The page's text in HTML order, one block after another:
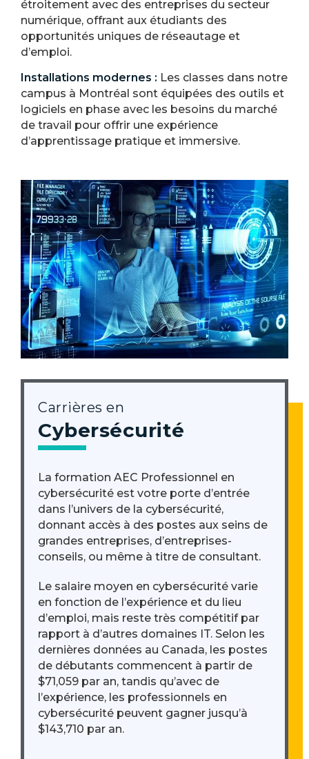
étroitement avec des entreprises du secteur
numérique, offrant aux étudiants des
opportunités uniques de réseautage et
d’emploi.
Installations modernes : Les classes dans notre
campus à Montréal sont équipées des outils et
logiciels en phase avec les besoins du marché
de travail pour offrir une expérience
d’apprentissage pratique et immersive.
Carrières en
Cybersécurité
La formation AEC Professionnel en
cybersécurité est votre porte d’entrée
dans l’univers de la cybersécurité,
donnant accès à des postes aux seins de
grandes entreprises, d’entreprises-
conseils, ou même à titre de consultant.
Le salaire moyen en cybersécurité varie
en fonction de l’expérience et du lieu
d’emploi, mais reste très compétitif par
rapport à d’autres domaines IT. Selon les
dernières données au Canada, les postes
de débutants commencent à partir de
$71,059 par an, tandis qu’avec de
l’expérience, les professionnels en
cybersécurité peuvent gagner jusqu’à
$143,710 par an.